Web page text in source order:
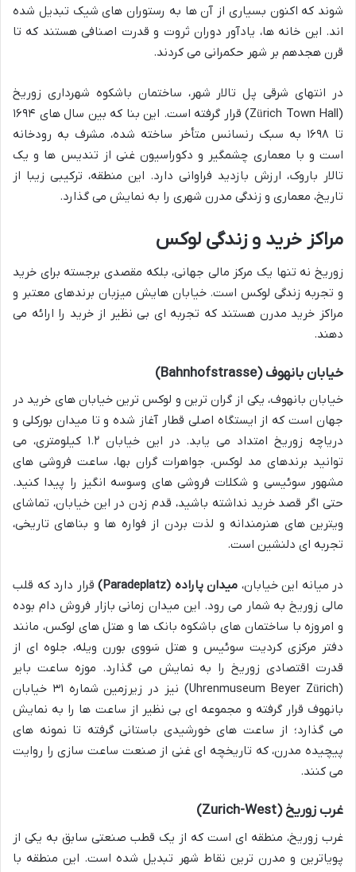
شوند که اکنون بسیاری از آن ها به رستوران های شیک تبدیل شده
اند. این خانه ها، یادآور دوران ثروت و قدرت اصنافی هستند که تا
قرن هجدهم بر شهر حکمرانی می کردند.
در انتهای شرقی پل تالار شهر، ساختمان باشکوه شهرداری زوریخ
(Zürich Town Hall) قرار گرفته است. این بنا که بین سال های ۱۶۹۴
تا ۱۶۹۸ به سبک رنسانس متأخر ساخته شده، مشرف به رودخانه
است و با معماری چشمگیر و دکوراسیون غنی از تندیس ها و یک
تالار باروک، ارزش بازدید فراوانی دارد. این منطقه، ترکیبی زیبا از
تاریخ، معماری و زندگی مدرن شهری را به نمایش می گذارد.
مراکز خرید و زندگی لوکس
زوریخ نه تنها یک مرکز مالی جهانی، بلکه مقصدی برجسته برای خرید
و تجربه زندگی لوکس است. خیابان هایش میزبان برندهای معتبر و
مراکز خرید مدرن هستند که تجربه ای بی نظیر از خرید را ارائه می
دهند.
خیابان بانهوف (Bahnhofstrasse)
خیابان بانهوف، یکی از گران ترین و لوکس ترین خیابان های خرید در
جهان است که از ایستگاه اصلی قطار آغاز شده و تا میدان بورکلی و
دریاچه زوریخ امتداد می یابد. در این خیابان ۱.۲ کیلومتری، می
توانید برندهای مد لوکس، جواهرات گران بها، ساعت فروشی های
مشهور سوئیسی و شکلات فروشی های وسوسه انگیز را پیدا کنید.
حتی اگر قصد خرید نداشته باشید، قدم زدن در این خیابان، تماشای
ویترین های هنرمندانه و لذت بردن از فواره ها و بناهای تاریخی،
تجربه ای دلنشین است.
در میانه این خیابان، میدان پاراده (Paradeplatz)
قرار دارد که قلب
مالی زوریخ به شمار می رود. این میدان زمانی بازار فروش دام بوده
و امروزه با ساختمان های باشکوه بانک ها و هتل های لوکس، مانند
دفتر مرکزی کردیت سوئیس و هتل سَووی بورن ویله، جلوه ای از
قدرت اقتصادی زوریخ را به نمایش می گذارد. موزه ساعت بایر
(Uhrenmuseum Beyer Zürich) نیز در زیرزمین شماره ۳۱ خیابان
بانهوف قرار گرفته و مجموعه ای بی نظیر از ساعت ها را به نمایش
می گذارد؛ از ساعت های خورشیدی باستانی گرفته تا نمونه های
پیچیده مدرن، که تاریخچه ای غنی از صنعت ساعت سازی را روایت
می کنند.
غرب زوریخ (Zurich-West)
غرب زوریخ، منطقه ای است که از یک قطب صنعتی سابق به یکی از
پویاترین و مدرن ترین نقاط شهر تبدیل شده است. این منطقه با